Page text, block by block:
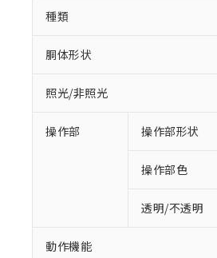
種類
胴体形状
照光/非照光
操作部 操作部形状
操作部色
透明/不透明
動作機能